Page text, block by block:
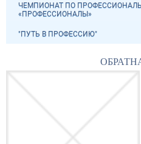
ЧЕМПИОНАТ ПО
«ПРОФЕССИОНАЛЫ»
"ПУТЬ В ПРОФЕССИЮ"